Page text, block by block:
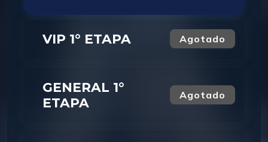
VIP 1° ETAPA Agotado
GENERAL 1°
ETAPA
Agotado